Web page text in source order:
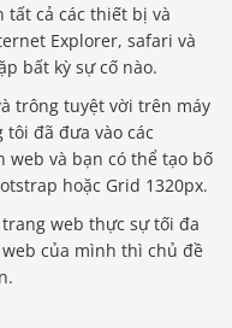
tất cả các thiết bị và
Explorer, safari và
bất kỳ sự cố nào.
trông tuyệt vời trên máy
đã đưa vào các
và bạn có thể tạo bố
hoặc Grid 1320px.
web thực sự tối đa
của mình thì chủ đề